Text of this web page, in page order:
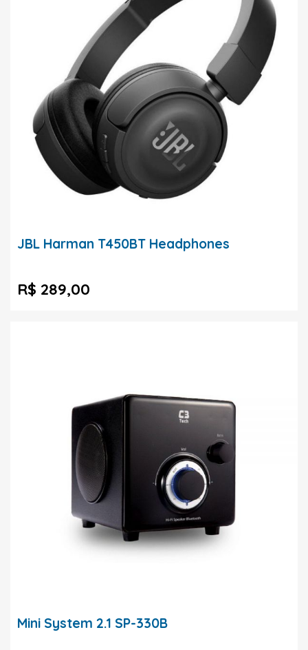
JBL Harman T450BT Headphones
R$ 289,00
Mini System 2.1 SP-330B